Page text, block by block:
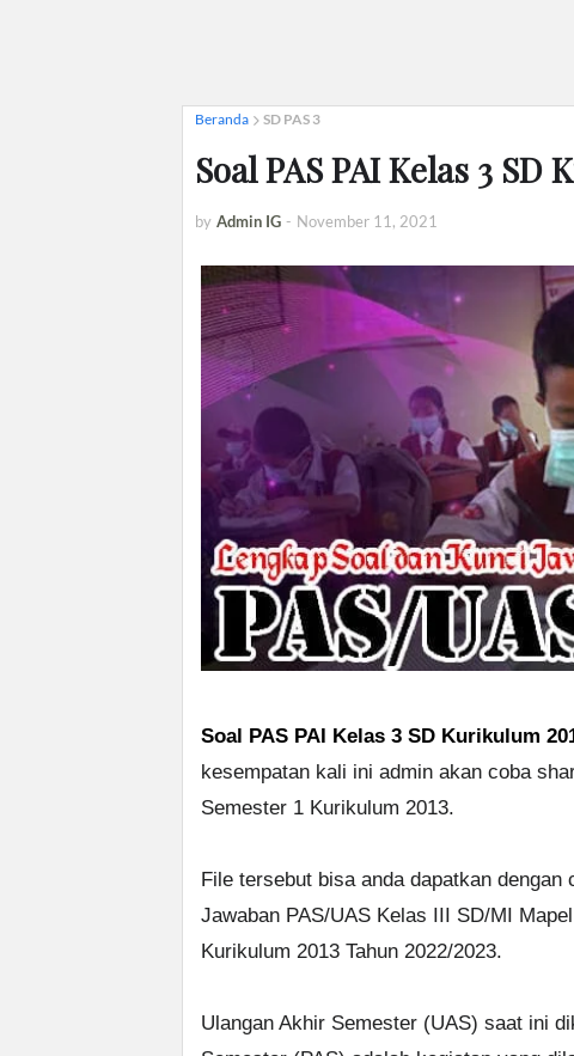
Beranda SD PAS 3
Soal PAS PAI Kelas 3 SD
by Admin IG - November 11, 2021
Soal PAS PAI Kelas 3 SD Kurikulum
kesempatan kali ini admin akan coba
Semester 1 Kurikulum 2013.
File tersebut bisa anda dapatkan
Jawaban PAS/UAS Kelas III SD/MI
Kurikulum 2013 Tahun 2022/2023.
Ulangan Akhir Semester (UAS) saat ini